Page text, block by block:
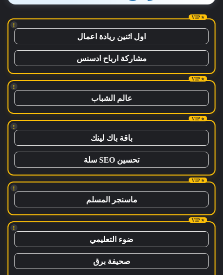
!
اول اثنين ريادة اعمال
مشاركة ارباح ادسنس
!
عالم الشباب
!
باقة باك لينك
تحسين SEO سلة
!
ماسنجر المسلم
!
ضوء التعليمي
صحيفة برق